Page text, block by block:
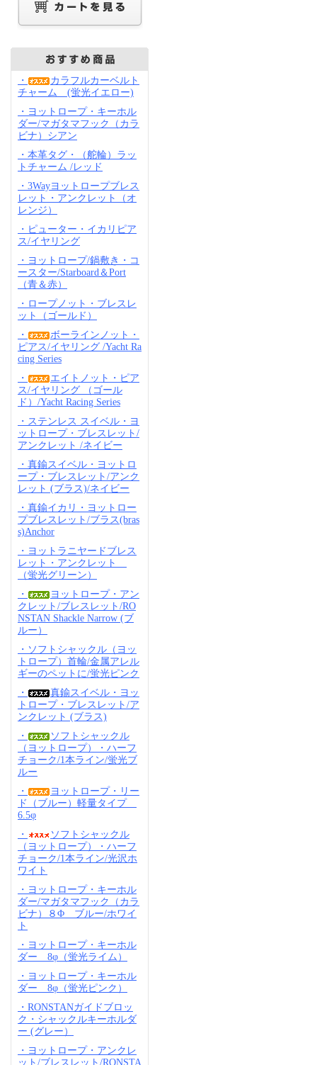
・
カラフルカーベルト
チャーム (蛍光イエロー)
・ヨットロープ・キーホル
ダー/マガタマフック（カラ
ビナ）シアン
・本革タグ・（舵輪）ラッ
トチャーム /レッド
・3Wayヨットロープブレス
レット・アンクレット（オ
レンジ）
・ピューター・イカリピア
ス/イヤリング
・ヨットロープ/鍋敷き・コ
ースター/Starboard＆Port
（青＆赤）
・ロープノット・ブレスレ
ット（ゴールド）
・
ボーラインノット・
ピアス/イヤリング /Yacht Ra
cing Series
・
エイトノット・ピア
ス/イヤリング （ゴール
ド）/Yacht Racing Series
・ステンレス スイベル・ヨ
ットロープ・ブレスレット/
アンクレット /ネイビー
・真鍮スイベル・ヨットロ
ープ・ブレスレット/アンク
レット (ブラス)/ネイビー
・真鍮イカリ・ヨットロー
プブレスレット/ブラス(bras
s)Anchor
・ヨットラニヤードブレス
レット・アンクレット
（蛍光グリーン）
・
ヨットロープ・アン
クレット/ブレスレット/RO
NSTAN Shackle Narrow (ブ
ルー）
・ソフトシャックル（ヨッ
トロープ）首輪/金属アレル
ギーのペットに/蛍光ピンク
・
真鍮スイベル・ヨッ
トロープ・ブレスレット/ア
ンクレット (ブラス)
・
ソフトシャックル
（ヨットロープ）・ハーフ
チョーク/1本ライン/蛍光ブ
ルー
・
ヨットロープ・リー
ド（ブルー）軽量タイプ
6.5φ
・
ソフトシャックル
（ヨットロープ）・ハーフ
チョーク/1本ライン/光沢ホ
ワイト
・ヨットロープ・キーホル
ダー/マガタマフック（カラ
ビナ）８Φ ブルー/ホワイ
ト
・ヨットロープ・キーホル
ダー 8φ（蛍光ライム）
・ヨットロープ・キーホル
ダー 8φ（蛍光ピンク）
・RONSTANガイドブロッ
ク・シャックルキーホルダ
ー (グレー）
・ヨットロープ・アンクレ
ット/ブレスレット/RONSTA